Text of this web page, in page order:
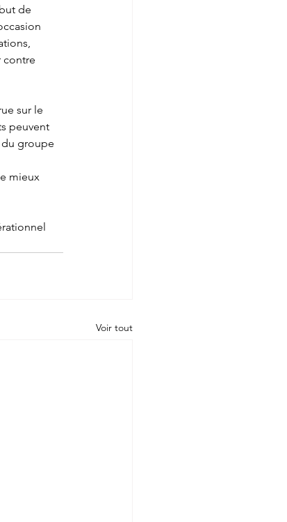
de
contre
sur le
peuvent
du groupe
mieux
Voir tout